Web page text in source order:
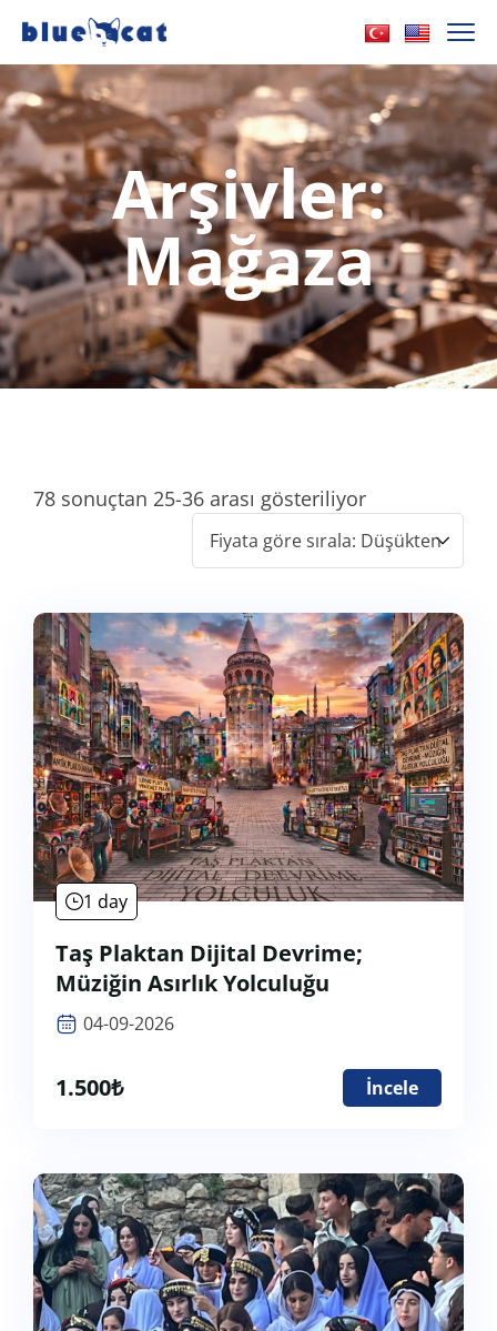
Arşivler:
Mağaza
78 sonuçtan 25-36 arası gösteriliyor
1 day
Taş Plaktan Dijital Devrime;
Müziğin Asırlık Yolculuğu
04-09-2026
1.500₺ İncele